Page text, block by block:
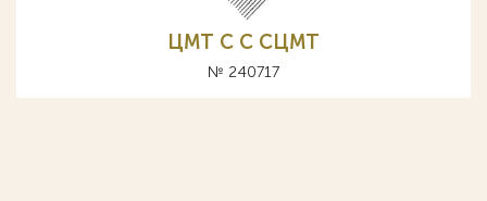
ЦМТ C С СЦМТ
№ 240717